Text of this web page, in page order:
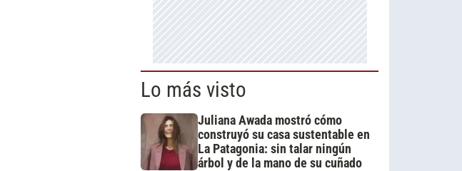
Lo más visto
Juliana Awada mostró cómo
construyó su casa sustentable en
La Patagonia: sin talar ningún
árbol y de la mano de su cuñado